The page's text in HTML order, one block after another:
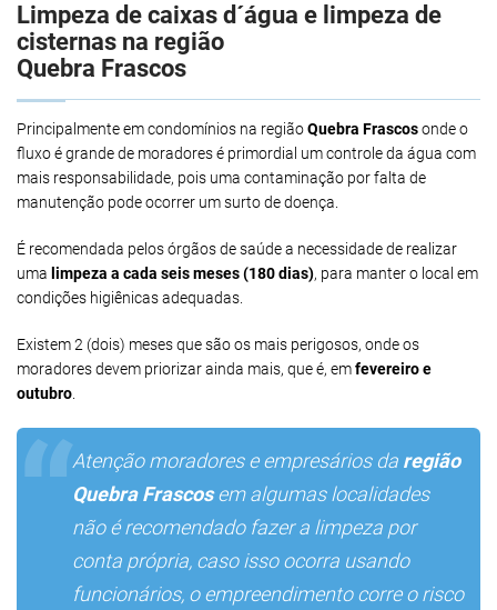
Limpeza de caixas d´água e limpeza de
cisternas na região
Quebra Frascos
Principalmente em condomínios na regiãoQuebra Frascosonde o
fluxo é grande de moradores é primordial um controle da água com
mais responsabilidade, pois uma contaminação por falta de
manutenção pode ocorrer um surto de doença.
É recomendada pelos órgãos de saúde a necessidade de realizar
uma limpeza a cada seis meses (180 dias), para manter o local em
condições higiênicas adequadas.
Existem 2 (dois) meses que são os mais perigosos, onde os
moradores devem priorizar ainda mais, que é, emfevereiro e
outubro
Atenção moradores e empresários da região
Quebra Frascosem algumas localidades
não é recomendado fazer a limpeza por
conta própria, caso isso ocorra usando
funcionários, o empreendimento corre o risco